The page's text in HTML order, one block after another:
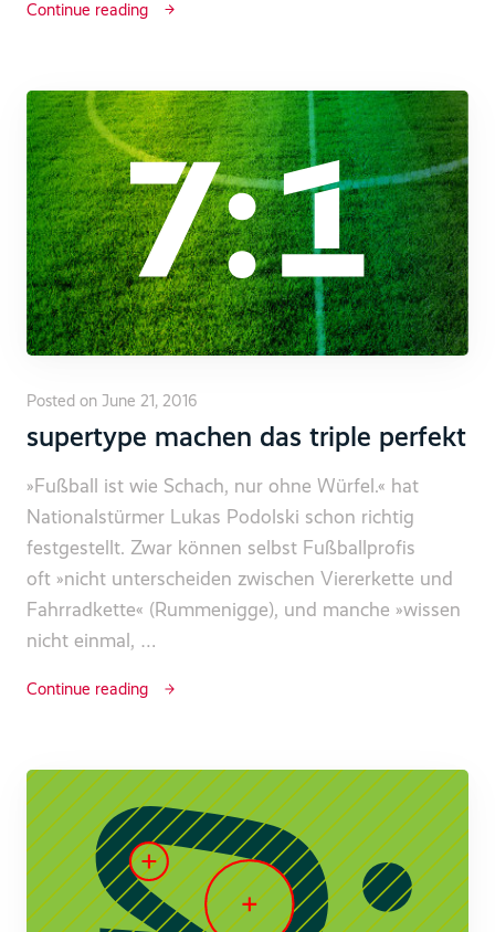
Continue reading
Posted on June 21, 2016
supertype machen das triple perfekt
»Fußball ist wie Schach, nur ohne Würfel.« hat
Nationalstürmer Lukas Podolski schon richtig
festgestellt. Zwar können selbst Fußballprofis
oft »nicht unterscheiden zwischen Viererkette und
Fahrradkette« (Rummenigge), und manche »wissen
nicht einmal, …
Continue reading